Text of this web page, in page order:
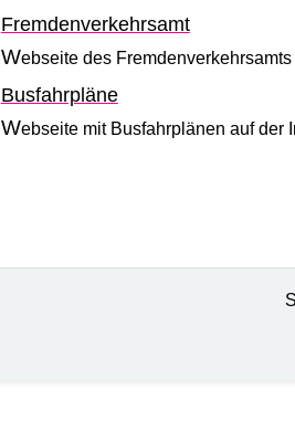
Fremdenverkehrsamt
Webseite des Fremdenverkehrsamts
Busfahrpläne
Webseite mit Busfahrplänen auf der